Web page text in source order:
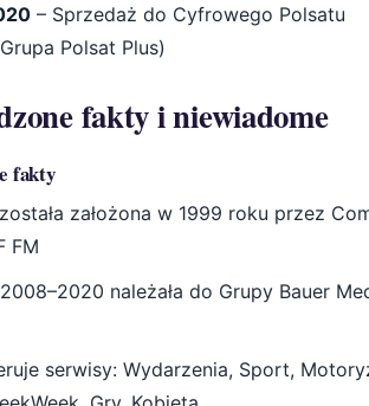
– Sprzedaż do Cyfrowego Polsatu
Polsat Plus)
fakty i niewiadome
fakty
założona w 1999 roku przez
FM
należała do Grupy Bauer
serwisy: Wydarzenia, Sport,